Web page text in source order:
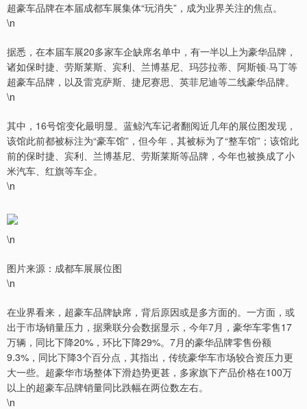
超豪车品牌在本届成都车展集体“玩消失”，成为业界关注的焦点。
\n
据悉，在本届车展20多家车企缺席名单中，有一半以上为豪华品牌，
诸如保时捷、劳斯莱斯、宾利、兰博基尼、玛莎拉蒂、阿斯顿·马丁等
超豪车品牌，以及雷克萨斯、捷尼赛思、英菲尼迪等二线豪华品牌。
\n
其中，16号馆变化最明显。蓝鲸汽车记者翻阅近几年的展位图发现，
该馆此前都被标注为“豪车馆”，但今年，其被标为了“整车馆”；该馆此
前的保时捷、宾利、兰博基尼、劳斯莱斯等品牌，今年也被换成了小
米汽车、红旗等车企。
\n
\n
图片来源：成都车展展位图
\n
在业界看来，超豪车品牌缺席，背后原因或是多方面的。一方面，或
出于市场销量压力，据乘联分会数据显示，今年7月，豪华车零售17
万辆，同比下降20%，环比下降29%。7月的豪华品牌零售份额
9.3%，同比下降3个百分点，其指出，传统豪华车市场较合资压力更
大一些。超豪华市场整体下滑趋势更甚，多家旗下产品价格在100万
以上的超豪车品牌销量同比跌幅在两位数左右。
\n